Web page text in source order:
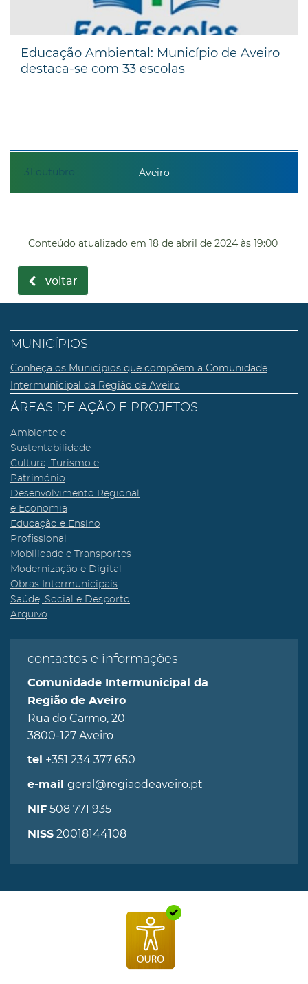
31 outubro
Educação Ambiental: Município de Aveiro
destaca-se com 33 escolas
Aveiro
Conteúdo atualizado em 18 de abril de 2024 às 19:00
voltar
MUNICÍPIOS
Conheça os Municípios que compõem a Comunidade
Intermunicipal da Região de Aveiro
ÁREAS DE AÇÃO E PROJETOS
Ambiente e
Sustentabilidade
Cultura, Turismo e
Património
Desenvolvimento Regional
e Economia
Educação e Ensino
Profissional
Mobilidade e Transportes
Modernização e Digital
Obras Intermunicipais
Saúde, Social e Desporto
Arquivo
contactos e informações
Comunidade Intermunicipal da
Região de Aveiro
Rua do Carmo, 20
3800-127 Aveiro
tel +351 234 377 650
e-mail geral@regiaodeaveiro.pt
NIF 508 771 935
NISS 20018144108